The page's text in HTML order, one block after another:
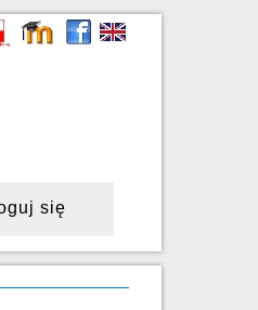
się